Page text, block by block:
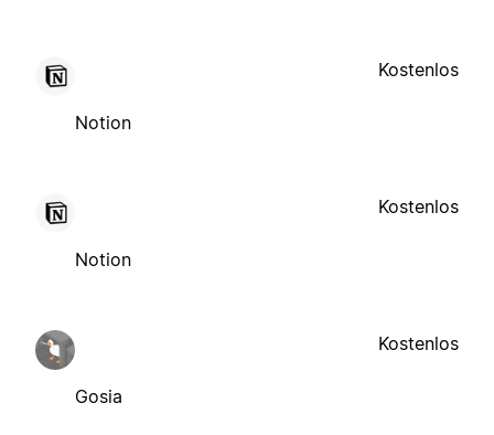
Notion
Kostenlos
Notion
Kostenlos
Gosia
Kostenlos